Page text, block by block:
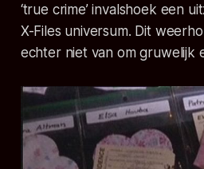
‘true crime’ invalshoek een
X-Files universum. Dit
echter niet van om gruwelijk